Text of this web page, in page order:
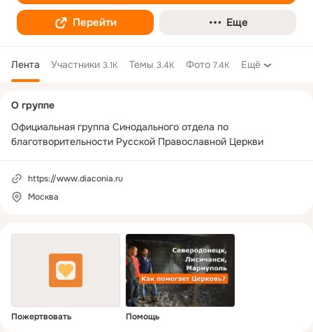
Перейти Еще
Лента Участники 3.1K Темы 3.4K Фото 7.4K Ещё
Пожертвовать Помощь
колонка
О группе
Официальная группа Синодального отдела по
благотворительности Русской Православной Церкви
https://www.diaconia.ru
Москва